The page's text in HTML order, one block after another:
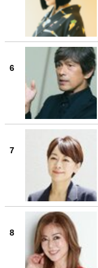
6
7
8